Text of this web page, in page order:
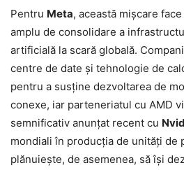
Pentru Meta, această mișcare
amplu de consolidare a
artificială la scară globală.
centre de date și tehnologie de
pentru a susține dezvoltarea de
conexe, iar parteneriatul cu AMD
semnificativ anunțat recent cu
mondiali în producția de unități de
plănuiește, de asemenea, să își